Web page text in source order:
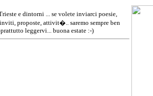
e dintorni ... se volete inviarci poesie,
proposte, attivit�.. saremo sempre ben
leggervi... buona estate :-)